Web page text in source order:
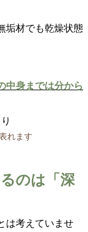
垢材でも乾燥状態
中身までは分から
れます
のは「深
は考えていませ